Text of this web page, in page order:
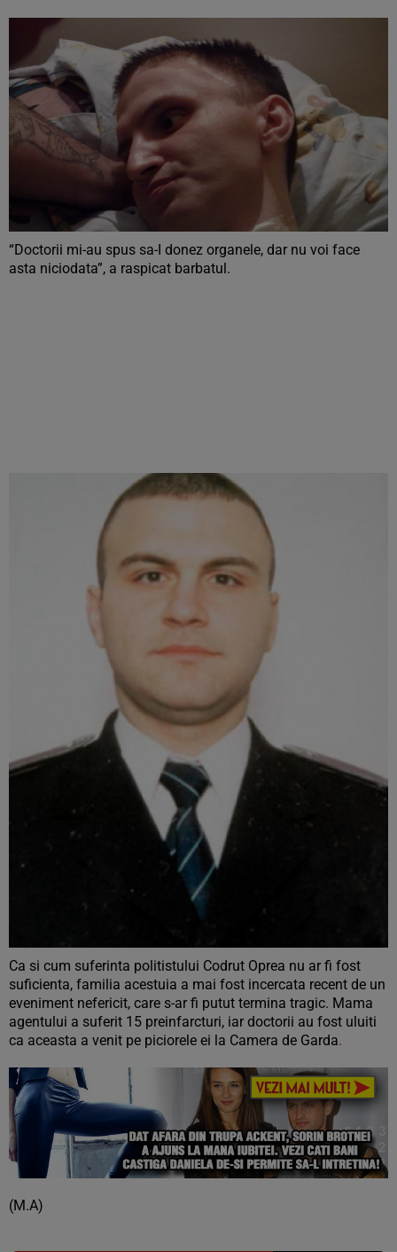
“Doctorii mi-au spus sa-I donez organele, dar nu voi face
asta niciodata”, a raspicat barbatul.
Ca si cum suferinta politistului Codrut Oprea nu ar fi fost
suficienta, familia acestuia a mai fost incercata recent de un
eveniment nefericit, care s-ar fi putut termina tragic. Mama
agentului a suferit 15 preinfarcturi, iar doctorii au fost uluiti
ca aceasta a venit pe piciorele ei la Camera de Garda.
(M.A)